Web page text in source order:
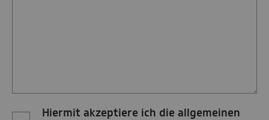
Hiermit akzeptiere ich die allgemeinen